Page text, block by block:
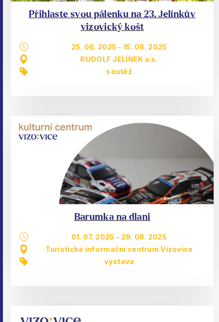
Přihlaste svou pálenku na 23. Jelínkův
vizovický košt
25. 06. 2025 -15. 08. 2025
RUDOLF JELÍNEK a.s.
soutěž
Barumka na dlani
01. 07. 2025 - 29. 08. 2025
Turistické informační centrum Vizovice
výstava